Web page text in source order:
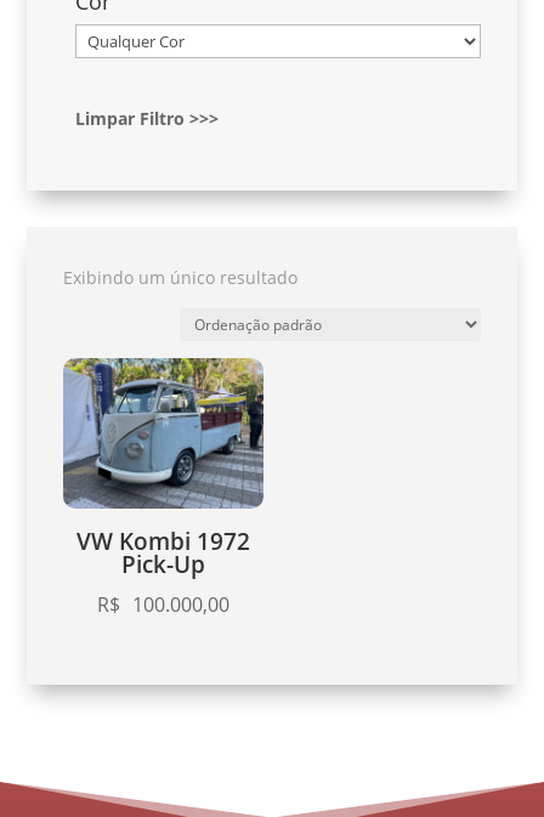
Limpar Filtro >>>
Exibindo um único resultado
VW Kombi 1972
Pick-Up
R$ 100.000,00